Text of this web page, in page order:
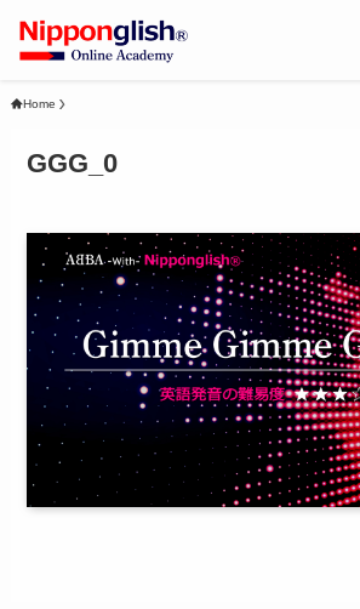
Home
GGG_0